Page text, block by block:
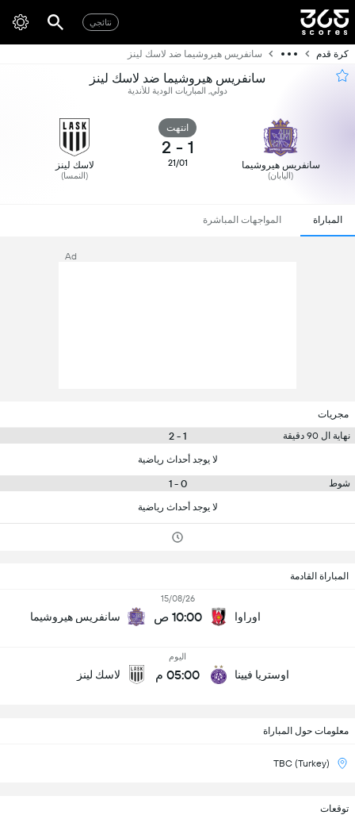
نتائجي
كرة قدم سانفريس هيروشيما ضد لاسك لينز
سانفريس هيروشيما ضد لاسك لينز
دولي, المباريات الودية للأندية
سانفريس هيروشيما
(اليابان)
انتهت
1
-
2
21/01 لاسك لينز
(النمسا)
المباراة المواجهات المباشرة
Ad
مجريات
نهاية ال 90 دقيقة
1 - 2
لا يوجد أحداث رياضية
شوط 0 - 1
لا يوجد أحداث رياضية
المباراة القادمة
اوراوا
15/08/26
10:00 ص سانفريس هيروشيما
اوستريا فيينا
اليوم
05:00 م لاسك لينز
معلومات حول المباراة
TBC (Turkey)
توقعات